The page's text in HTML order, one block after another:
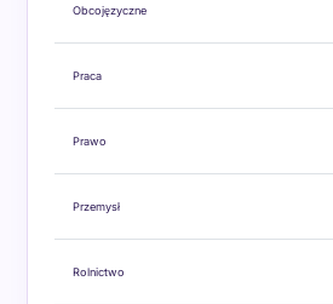
Obcojęzyczne
Praca
Prawo
Przemysł
Rolnictwo